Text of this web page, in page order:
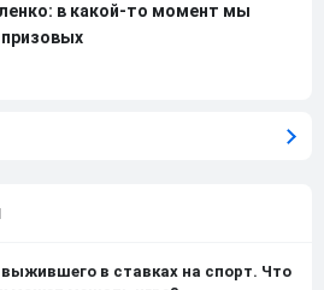
в какой-то момент мы
в ставках на спорт. Что